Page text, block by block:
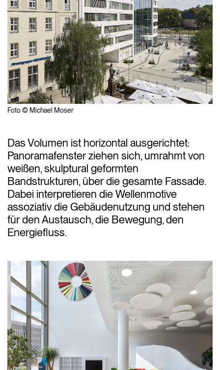
Foto © Michael Moser
Das Volumen ist horizontal ausgerichtet:
Panoramafenster ziehen sich, umrahmt von
weißen, skulptural geformten
Bandstrukturen, über die gesamte Fassade.
Dabei interpretieren die Wellenmotive
assoziativ die Gebäudenutzung und stehen
für den Austausch, die Bewegung, den
Energiefluss.